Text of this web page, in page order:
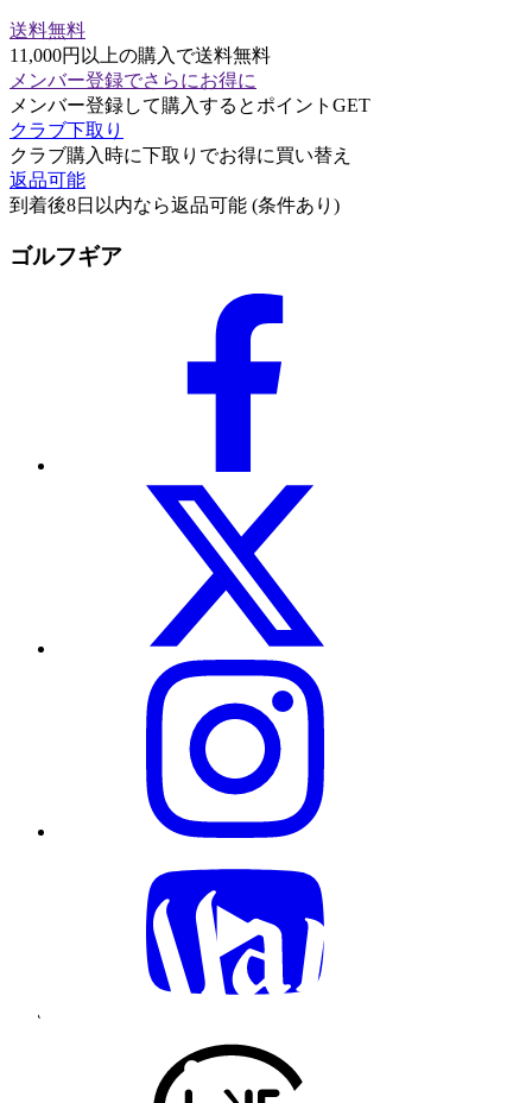
送料無料
11,000円以上の購入で送料無料
メンバー登録でさらにお得に
メンバー登録して購入するとポイントGET
クラブ下取り
クラブ購入時に下取りでお得に買い替え
返品可能
到着後8日以内なら返品可能 (条件あり)
ゴルフギア